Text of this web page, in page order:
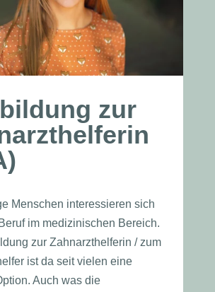
zur
Menschen interessieren sich
im medizinischen Bereich.
zur Zahnarzthelferin / zum
ist da seit vielen eine
Auch was die